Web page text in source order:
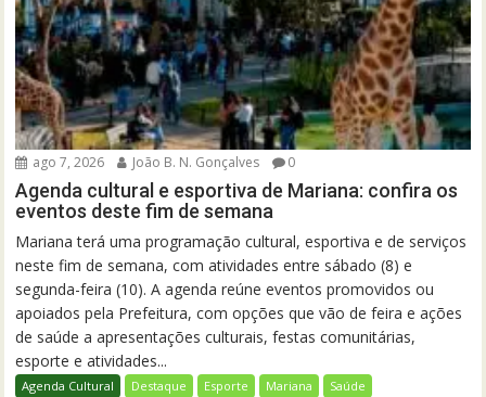
ago 7, 2026 João B. N. Gonçalves 0
Agenda cultural e esportiva de Mariana: confira os
eventos deste fim de semana
Mariana terá uma programação cultural, esportiva e de serviços
neste fim de semana, com atividades entre sábado (8) e
segunda-feira (10). A agenda reúne eventos promovidos ou
apoiados pela Prefeitura, com opções que vão de feira e ações
de saúde a apresentações culturais, festas comunitárias,
esporte e atividades...
Agenda Cultural Destaque Esporte Mariana Saúde